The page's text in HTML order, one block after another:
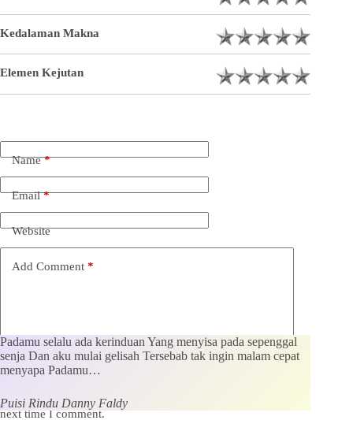
Kedalaman Makna
Elemen Kejutan
Name*
Email*
Website
Add Comment *
Save my name, email and website in this browser for the
next time I comment.
Padamu selalu ada kerinduan Yang menyisa pada sepenggal
senja Dan aku mulai gelisah Tersebab tak ingin malam cepat
menyapa Padamu…
Puisi Rindu Danny Faldy